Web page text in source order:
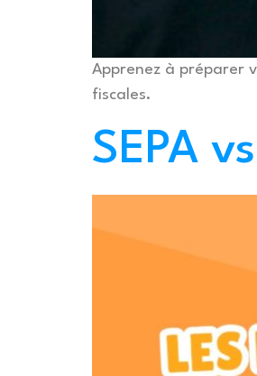
Apprenez à préparer
fiscales.
SEPA